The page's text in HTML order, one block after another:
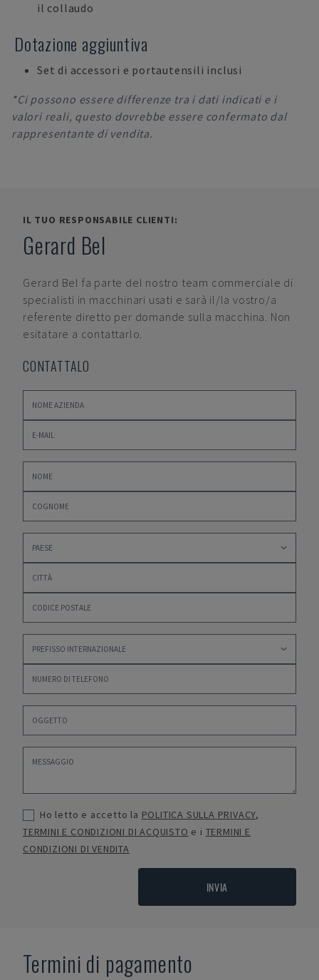
il collaudo
Dotazione aggiuntiva
Set di accessori e portautensili inclusi
*Ci possono essere differenze tra i dati indicati e i
valori reali, questo dovrebbe essere confermato dal
rappresentante di vendita.
IL TUO RESPONSABILE CLIENTI:
Gerard Bel
Gerard Bel fa parte del nostro team commerciale di
specialisti in macchinari usati e sarà il/la vostro/a
referente diretto per domande sulla macchina. Non
esitatare a contattarlo.
CONTATTALO
Ho letto e accetto la POLITICA SULLA PRIVACY,
TERMINI E CONDIZIONI DI ACQUISTO e i TERMINI E
CONDIZIONI DI VENDITA
INVIA
Termini di pagamento